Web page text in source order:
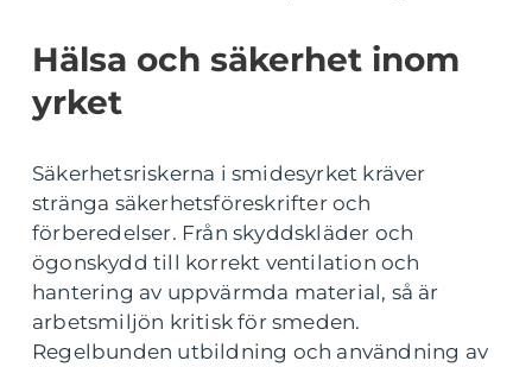
Hälsa och säkerhet inom
yrket
Säkerhetsriskerna i smidesyrket kräver
stränga säkerhetsföreskrifter och
förberedelser. Från skyddskläder och
ögonskydd till korrekt ventilation och
hantering av uppvärmda material, så är
arbetsmiljön kritisk för smeden.
Regelbunden utbildning och användning av